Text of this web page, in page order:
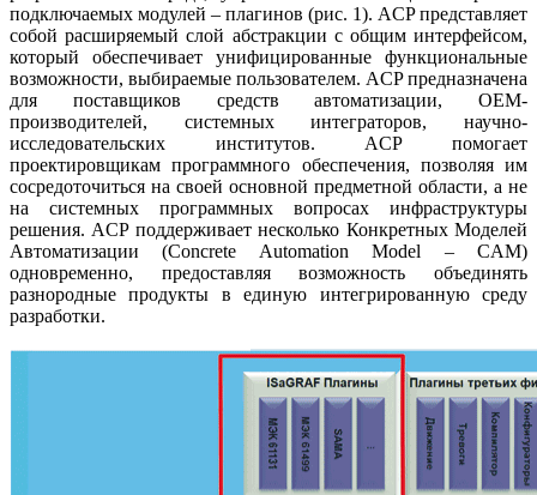
подключаемых модулей – плагинов (рис. 1). ACP представляет
собой расширяемый слой абстракции с общим интерфейсом,
который обеспечивает унифицированные функциональные
возможности, выбираемые пользователем. ACP предназначена
для поставщиков средств автоматизации, OEM-
производителей, системных интеграторов, научно-
исследовательских институтов. ACP помогает
проектировщикам программного обеспечения, позволяя им
сосредоточиться на своей основной предметной области, а не
на системных программных вопросах инфраструктуры
решения. ACP поддерживает несколько Конкретных Моделей
Автоматизации (Concrete Automation Model – CAM)
одновременно, предоставляя возможность объединять
разнородные продукты в единую интегрированную среду
разработки.